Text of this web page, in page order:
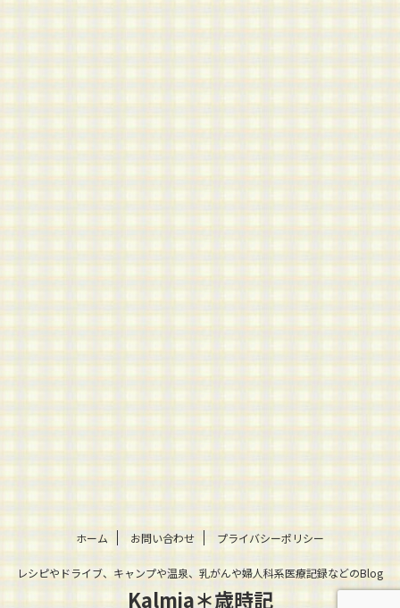
ホーム お問い合わせ プライバシーポリシー
レシピやドライブ、キャンプや温泉、乳がんや婦人科系医療記録などのBlog
Kalmia＊歳時記